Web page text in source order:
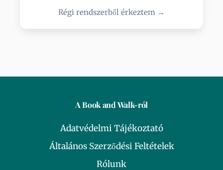
Régi rendszerből érkeztem →
A Book and Walk-ról
Adatvédelmi Tájékoztató
Általános Szerződési Feltételek
Rólunk